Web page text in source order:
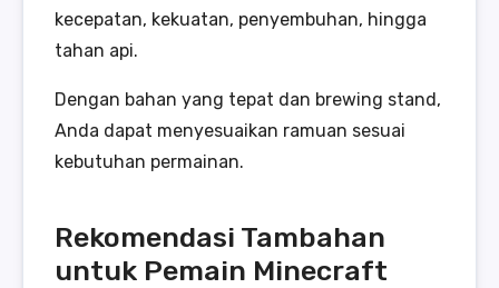
kecepatan, kekuatan, penyembuhan, hingga
tahan api.
Dengan bahan yang tepat dan brewing stand,
Anda dapat menyesuaikan ramuan sesuai
kebutuhan permainan.
Rekomendasi Tambahan
untuk Pemain Minecraft